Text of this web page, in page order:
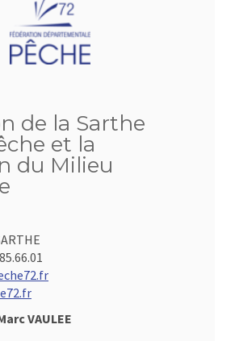
de la Sarthe
et la
du Milieu
VAULEE